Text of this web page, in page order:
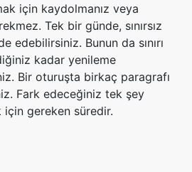
için kaydolmanız veya
Tek bir günde, sınırsız
edebilirsiniz. Bunun da sınırı
kadar yenileme
Bir oturuşta birkaç paragrafı
Fark edeceğiniz tek şey
için gereken süredir.